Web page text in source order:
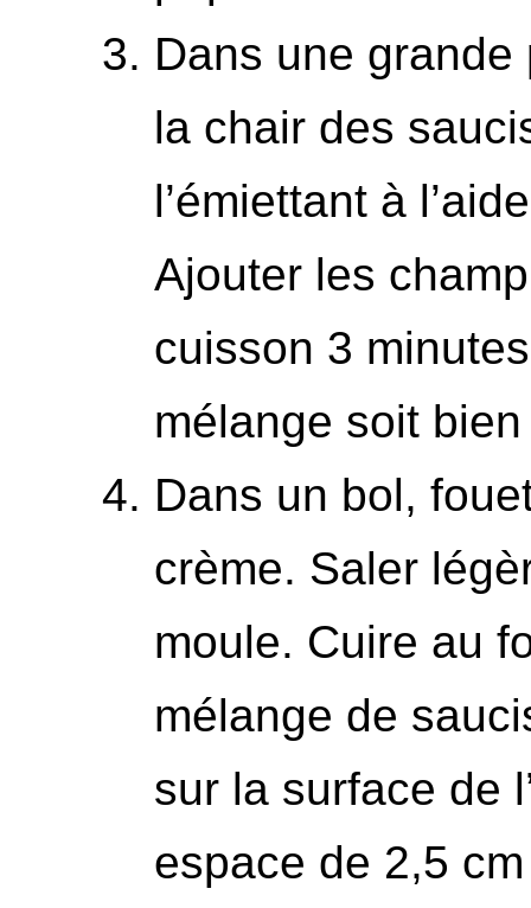
Dans une
la chair des
l’émiettant à
Ajouter les
cuisson 3
mélange soit
Dans un bol,
crème. Saler
moule. Cuire au
mélange de
sur la surface de
espace de 2,5